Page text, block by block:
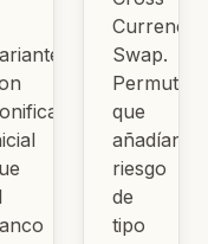
Currency
Swap.
Permutas
que
añadían
riesgo
de
tipo